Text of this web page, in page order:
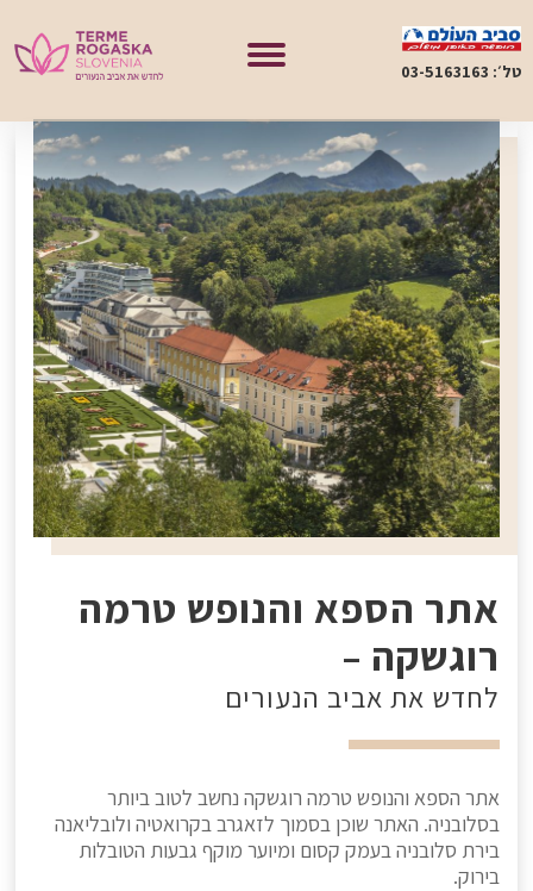
טל׳: 03-5163163
אתר הספא והנופש טרמה
רוגשקה –
לחדש את אביב הנעורים
אתר הספא והנופש טרמה רוגשקה נחשב לטוב ביותר
בסלובניה. האתר שוכן בסמוך לזאגרב בקרואטיה ולובליאנה
בירת סלובניה בעמק קסום ומיוער מוקף גבעות הטובלות
בירוק.